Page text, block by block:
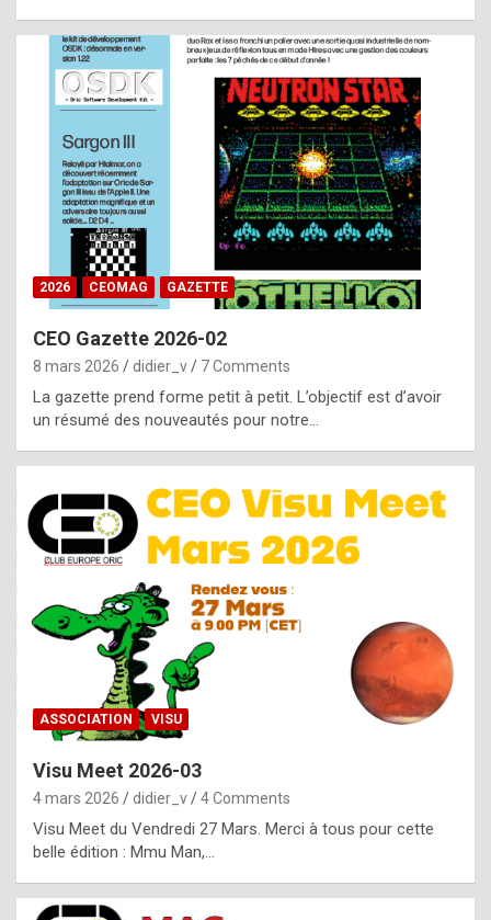
o
m
m
a
y
b
e
b
y
g
e
n
u
i
n
e
R
o
p
l
c
2026 CEOMAG GAZETTE
CEO Gazette 2026-02
8 mars 2026 didier_v 7 Comments
La gazette prend forme petit à petit. L’objectif est d’avoir
un résumé des nouveautés pour notre…
ASSOCIATION VISU
Visu Meet 2026-03
4 mars 2026 didier_v 4 Comments
Visu Meet du Vendredi 27 Mars. Merci à tous pour cette
belle édition : Mmu Man,…